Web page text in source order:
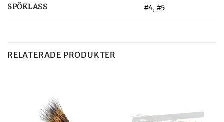
SPÖKLASS #4, #5
RELATERADE PRODUKTER